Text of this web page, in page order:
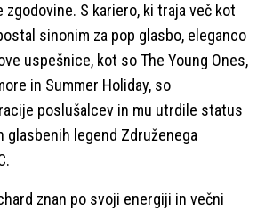
zgodovine. S kariero, ki traja več kot
sinonim za pop glasbo, eleganco
uspešnice, kot so The Young Ones,
in Summer Holiday, so
poslušalcev in mu utrdile status
glasbenih legend Združenega
znan po svoji energiji in večni